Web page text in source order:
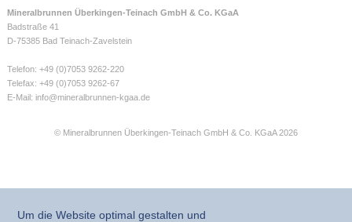
Mineralbrunnen Überkingen-Teinach GmbH & Co. KGaA
Badstraße 41
D-75385 Bad Teinach-Zavelstein
Telefon: +49 (0)7053 9262-220
Telefax: +49 (0)7053 9262-67
E-Mail: info@mineralbrunnen-kgaa.de
© Mineralbrunnen Überkingen-Teinach GmbH & Co. KGaA 2026
Um die Website optimal gestalten und